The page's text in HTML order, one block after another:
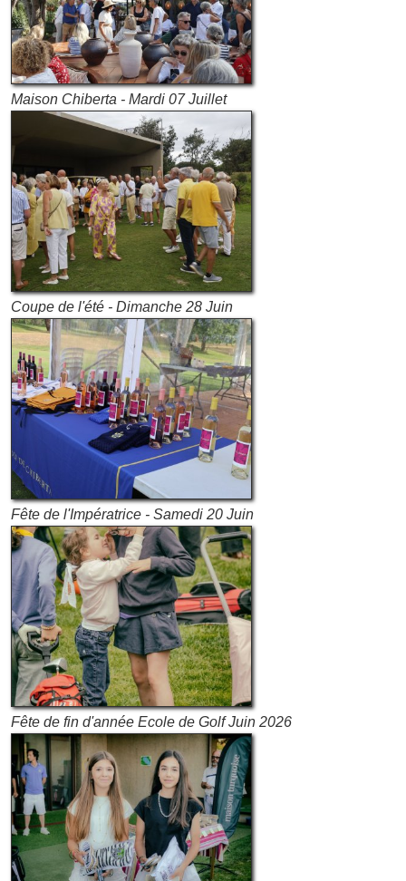
Maison Chiberta - Mardi 07 Juillet
Coupe de l'été - Dimanche 28 Juin
Fête de l'Impératrice - Samedi 20 Juin
Fête de fin d'année Ecole de Golf Juin 2026